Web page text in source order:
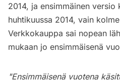
2014, ja ensimmäinen
huhtikuussa 2014, vain
Verkkokauppa sai nopean
mukaan jo ensimmäisenä
"Ensimmäisenä vuotena